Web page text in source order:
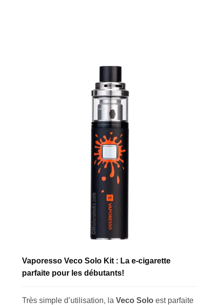
Vaporesso Veco Solo Kit : La e-cigarette
parfaite pour les débutants!
Très simple d’utilisation, la Veco Solo est parfaite
Appliquer les filtres